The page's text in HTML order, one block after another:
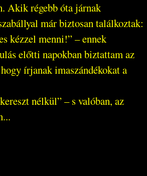
Akik régebb óta járnak
már biztosan találkoztak:
kézzel menni!” – ennek
előtti napokban biztattam az
írjanak imaszándékokat a
nélkül” – s valóban, az